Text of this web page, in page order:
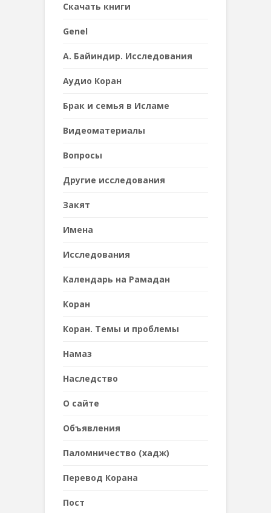
Cкачать книги
Genel
А. Байиндир. Исследования
Аудио Коран
Брак и семья в Исламе
Видеоматериалы
Вопросы
Другие исследования
Закят
Имена
Исследования
Календарь на Рамадан
Коран
Коран. Темы и проблемы
Намаз
Наследствo
О сайте
Объявления
Паломничество (хадж)
Перевод Корана
Пост